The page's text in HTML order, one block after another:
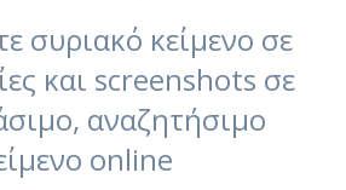
συριακό κείμενο σε
και screenshots σε
αναζητήσιμο
online